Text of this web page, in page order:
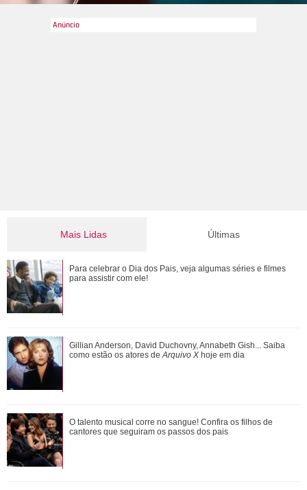
Mais Lidas
Gulnaz muda de ideia sobre Omer e o convida para um chá.
Veja o resumo dos capítulos de Cor...
Adriana manda Iuri procurar o anel de Arthur. Veja o resumo
dos capítulos de Quem Ama Cuida
O talento musical corre no sangue! Confira os filhos de
cantores que seguiram os passos dos p...
Últimas
Para celebrar o Dia dos Pais, veja algumas séries e filmes
para assistir com ele!
Gillian Anderson, David Duchovny, Annabeth Gish... Saiba
como estão os atores deArquivo X hoje em dia
O talento musical corre no sangue! Confira os filhos de
cantores que seguiram os passos dos pais